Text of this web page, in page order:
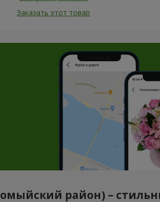
Заказать этот товар
район) –